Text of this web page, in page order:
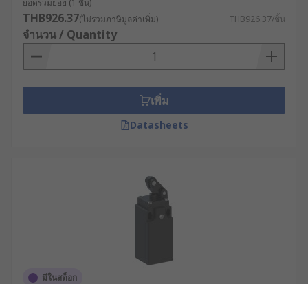
มาตรฐานสากล
สามารถเลือกซื้อสวิตช์จำกัดระยะหรือลิมิตสวิตช์
สำหรับงานอุตสาหกรรม ราคาถูก คุณภาพดี สามารถ
รองรับการใช้งานได้ทุกประเภท สามารถเลือกชมได้ที่
เว็บไซต์ของ RS ศูนย์รวมโซลูชันอุตสาหกรรมและ
อิเล็กทรอนิกส์ เราจำหน่ายลิมิตสวิตช์ (Limit Switch)ที่
แบรนด์อื่น ๆ อีกมากมาย พร้อมบริการจัดส่งทั่วประเทศ
สามารถสั่งซื้อลิมิตสวิตช์สะดวกผ่านเว็บไซต์ของเราได้
ตลอด 24 ชั่วโมงทั้งราคาปลีกและราคาส่ง หรือปรึกษา
ให้เหมาะกับการใช้งานในอุตสาหกรรมของคุณมาก
ที่สุด
ยอดรวมย่อย (1 ชิ้น)
THB926.37(ไม่รวมภาษีมูลค่าเพิ่ม) THB926.37/ชิ้น
จำนวน / Quantity
เพิ่ม
Datasheets
มีในสต็อก